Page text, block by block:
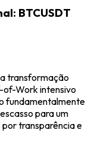
BTCUSDT
transformação
of-Work intensivo
fundamentalmente
para um
transparência e